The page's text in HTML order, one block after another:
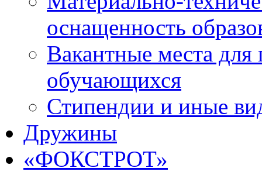
оснащенность
Вакантные места для
обучающихся
Стипендии и иные
Дружины
«ФОКСТРОТ»